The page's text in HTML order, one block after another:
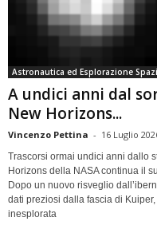
Astronautica ed Esplorazione
A undici anni dal
New Horizons...
Vincenzo Pettina - 16 Luglio
Trascorsi ormai undici anni dallo
Horizons della NASA continua il
Dopo un nuovo risveglio
dati preziosi dalla fascia di
inesplorata